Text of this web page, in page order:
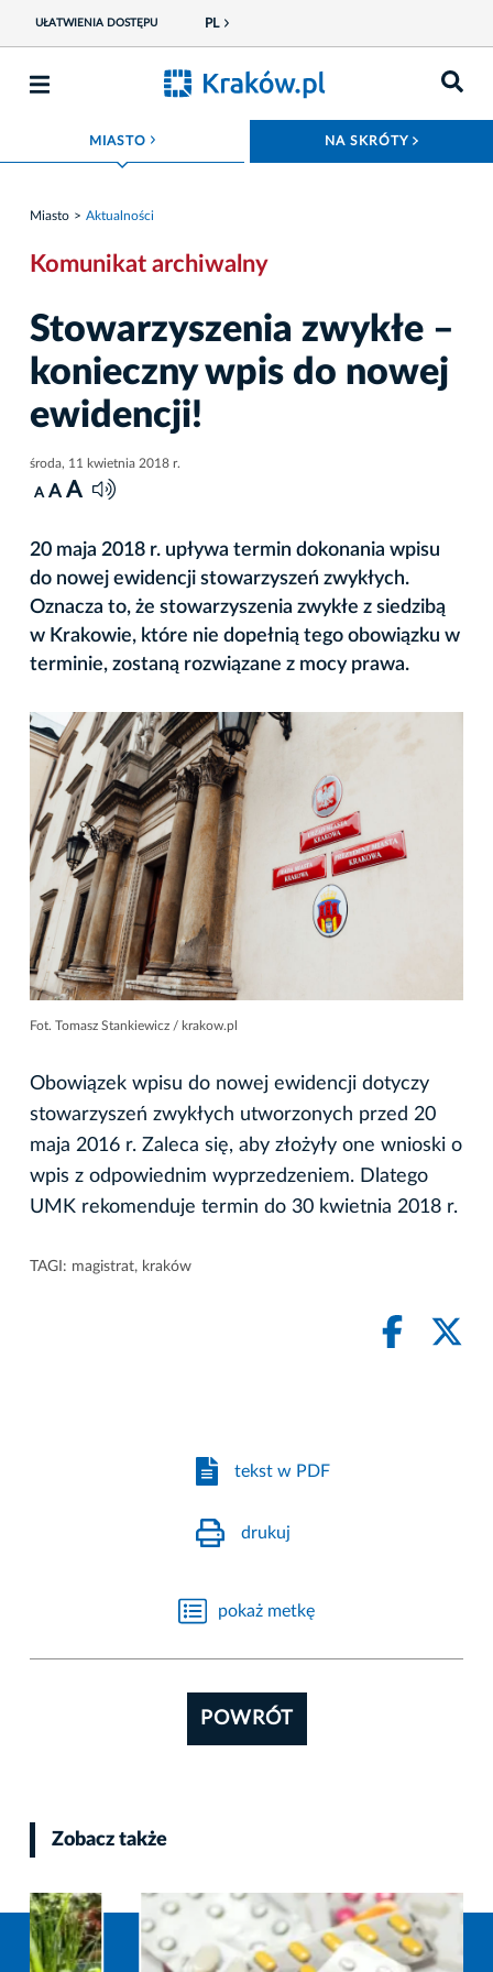
UŁATWIENIA DOSTĘPU PL
MIASTO ROZWIŃ MENU NA SKRÓTY
Miasto Aktualności
Komunikat archiwalny
Stowarzyszenia zwykłe –
konieczny wpis do nowej
ewidencji!
środa, 11 kwietnia 2018 r.
A A A
20 maja 2018 r. upływa termin dokonania wpisu
do nowej ewidencji stowarzyszeń zwykłych.
Oznacza to, że stowarzyszenia zwykłe z siedzibą
w Krakowie, które nie dopełnią tego obowiązku w
terminie, zostaną rozwiązane z mocy prawa.
Fot. Tomasz Stankiewicz / krakow.pl
Obowiązek wpisu do nowej ewidencji dotyczy
stowarzyszeń zwykłych utworzonych przed 20
maja 2016 r. Zaleca się, aby złożyły one wnioski o
wpis z odpowiednim wyprzedzeniem. Dlatego
UMK rekomenduje termin do 30 kwietnia 2018 r.
TAGI: magistrat, kraków
tekst w PDF
drukuj
pokaż metkę
POWRÓT
Zobacz także